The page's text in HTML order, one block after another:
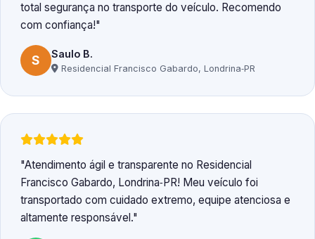
total segurança no transporte do veículo. Recomendo
com confiança!
S Saulo B.
Residencial Francisco Gabardo, Londrina‑PR
Atendimento ágil e transparente no Residencial
Francisco Gabardo, Londrina‑PR! Meu veículo foi
transportado com cuidado extremo, equipe atenciosa e
altamente responsável.